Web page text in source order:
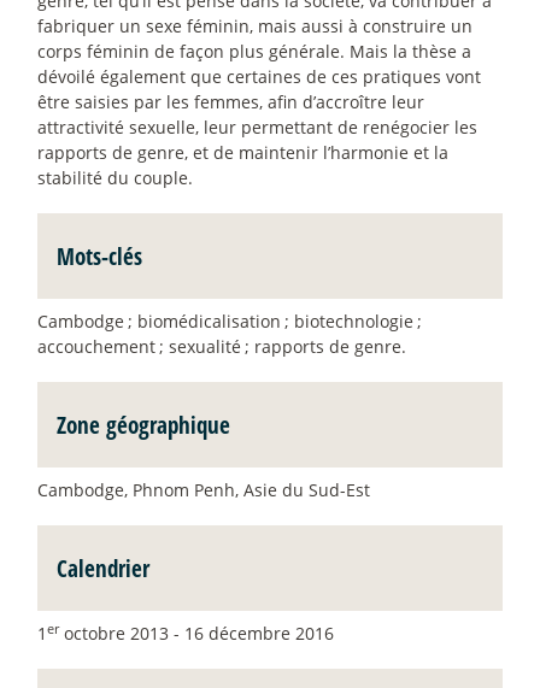
fabriquer un sexe féminin, mais aussi à construire un
corps féminin de façon plus générale. Mais la thèse a
dévoilé également que certaines de ces pratiques vont
être saisies par les femmes, afin d’accroître leur
attractivité sexuelle, leur permettant de renégocier les
rapports de genre, et de maintenir l’harmonie et la
stabilité du couple.
Mots-clés
Cambodge ; biomédicalisation ; biotechnologie ;
accouchement ; sexualité ; rapports de genre.
Zone géographique
Cambodge, Phnom Penh, Asie du Sud-Est
Calendrier
1 eroctobre 2013 - 16 décembre 2016